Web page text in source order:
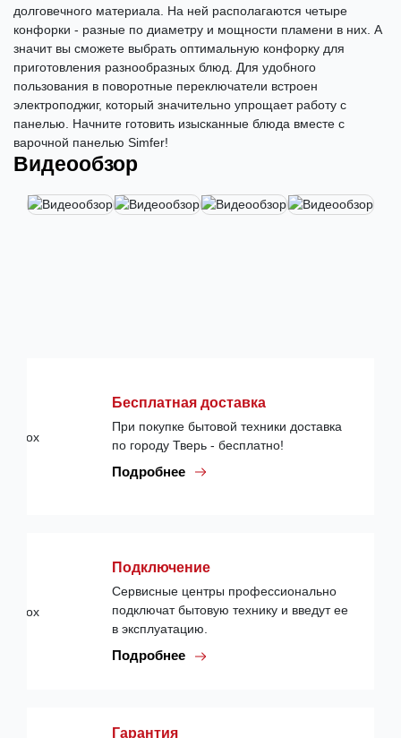
долговечного материала. На ней располагаются четыре
конфорки - разные по диаметру и мощности пламени в них. А
значит вы сможете выбрать оптимальную конфорку для
приготовления разнообразных блюд. Для удобного
пользования в поворотные переключатели встроен
электроподжиг, который значительно упрощает работу с
панелью. Начните готовить изысканные блюда вместе с
варочной панелью Simfer!
Видеообзор
Бесплатная доставка
При покупке бытовой техники доставка
по городу Тверь - бесплатно!
Подробнее
Подключение
Сервисные центры профессионально
подключат бытовую технику и введут ее
в эксплуатацию.
Подробнее
Гарантия